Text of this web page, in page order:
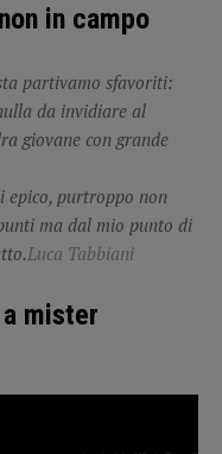
in campo
partivamo sfavoriti:
da invidiare al
giovane con grande
epico, purtroppo non
ma dal mio punto di
Luca Tabbiani
mister